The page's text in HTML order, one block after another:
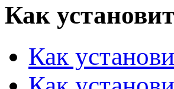
Как
Как